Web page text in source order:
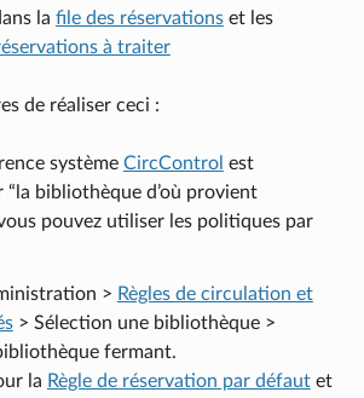
la file des réservationset les
à traiter
de réaliser ceci :
système CircControl est
“la bibliothèque d’où provient
vous pouvez utiliser les politiques par
> Règles de circulation et
> Sélection une bibliothèque >
fermant.
la Règle de réservation par défautet